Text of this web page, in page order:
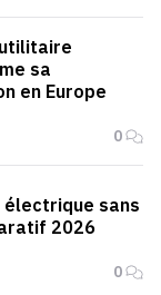
sa
en Europe
0
sans
2026
0